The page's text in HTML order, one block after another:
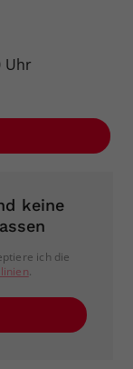
Uhr
keine
ich die
.